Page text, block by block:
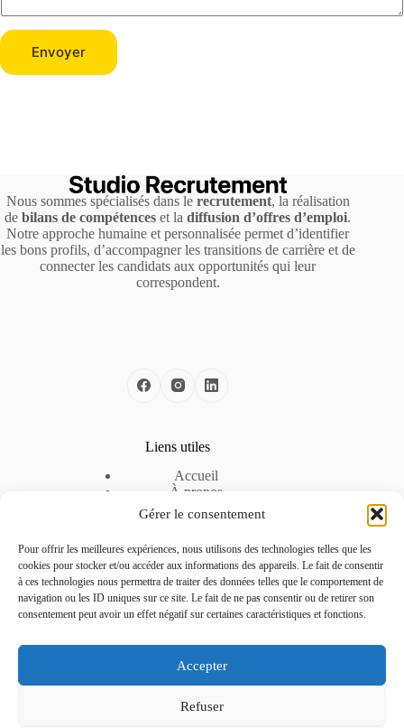
Gérer le consentement
Pour offrir les meilleures expériences, nous utilisons des technologies telles que les
cookies pour stocker et/ou accéder aux informations des appareils. Le fait de consentir
à ces technologies nous permettra de traiter des données telles que le comportement de
navigation ou les ID uniques sur ce site. Le fait de ne pas consentir ou de retirer son
consentement peut avoir un effet négatif sur certaines caractéristiques et fonctions.
Accepter
Refuser
Envoyer
Nous sommes spécialisés dans le recrutement, la réalisation
debilans de compétences et ladiffusion d’offres d’emploi.
Notre approche humaine et personnalisée permet d’identifier
les bons profils, d’accompagner les transitions de carrière et de
connecter les candidats aux opportunités qui leur
correspondent.
Liens utiles
Accueil
À propos
Nos solutions
Mentions légales
Politique de cookies
Politique de confidentialité
Contactez-nous
04 51 42 22 24
La pépinière d’entreprise – CCI de la Drôme, 3